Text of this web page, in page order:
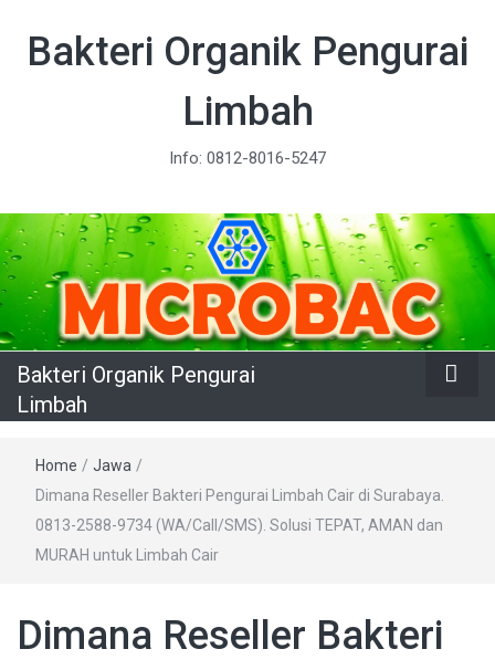
Bakteri Organik Pengurai
Limbah
Info: 0812-8016-5247
Bakteri Organik Pengurai
Limbah
Home / Jawa /
Dimana Reseller Bakteri Pengurai Limbah Cair di Surabaya.
0813-2588-9734 (WA/Call/SMS). Solusi TEPAT, AMAN dan
MURAH untuk Limbah Cair
Dimana Reseller Bakteri